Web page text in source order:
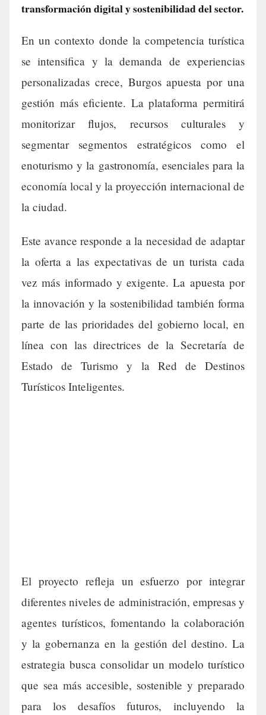
transformación digital y sostenibilidad del sector.
En un contexto donde la competencia turística
se intensifica y la demanda de experiencias
personalizadas crece, Burgos apuesta por una
gestión más eficiente. La plataforma permitirá
monitorizar flujos, recursos culturales y
segmentar segmentos estratégicos como el
enoturismo y la gastronomía, esenciales para la
economía local y la proyección internacional de
la ciudad.
Este avance responde a la necesidad de adaptar
la oferta a las expectativas de un turista cada
vez más informado y exigente. La apuesta por
la innovación y la sostenibilidad también forma
parte de las prioridades del gobierno local, en
línea con las directrices de la Secretaría de
Estado de Turismo y la Red de Destinos
Turísticos Inteligentes.
El proyecto refleja un esfuerzo por integrar
diferentes niveles de administración, empresas y
agentes turísticos, fomentando la colaboración
y la gobernanza en la gestión del destino. La
estrategia busca consolidar un modelo turístico
que sea más accesible, sostenible y preparado
para los desafíos futuros, incluyendo la